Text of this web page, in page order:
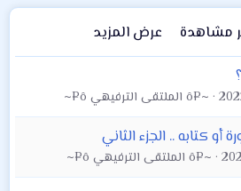
مشاهدة
عرض المزيد
~¤ô الملتقى الترفيهي ô¤~
أو كتابه .. الجزء الثاني
~¤ô الملتقى الترفيهي ô¤~